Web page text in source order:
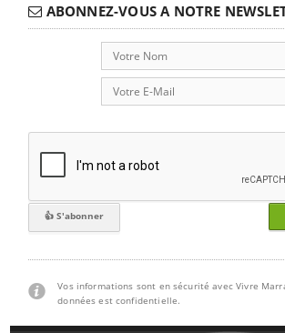
ABONNEZ-VOUS A NOTRE
Vos informations sont en sécurité avec Vivre
données est confidentielle.